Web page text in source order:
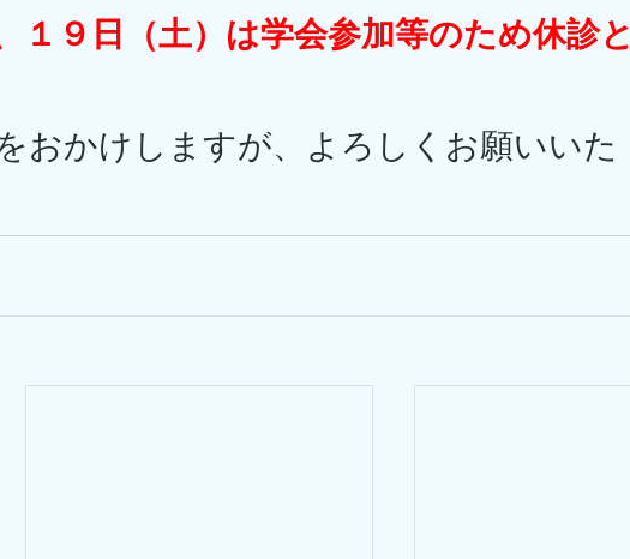
１９日（土）は学会参加等のため休診と
おかけしますが、よろしくお願いいた